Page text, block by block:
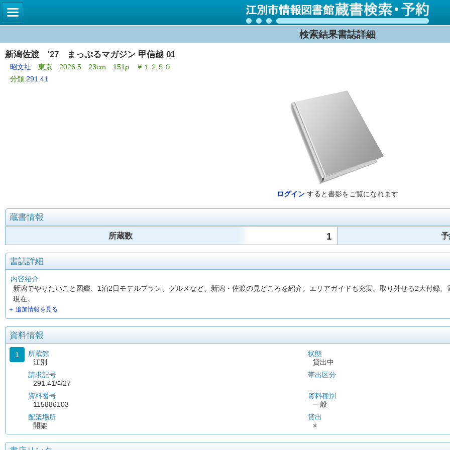
検索結果書誌詳細
新潟佐渡 '27 まっぷるマガジン 甲信越 01
昭文社 東京 2026.5 23cm 151p ￥１２５０
分類:291.41
ログイン すると書影をご覧になれます
蔵書情報
所蔵数 1
書誌詳細
内容紹介
新潟でやりたいこと図鑑、1泊2日モデルプラン、グルメなど、新潟・佐渡の見どころを紹介。エリアガイドも充実。取り外せる2大付録
現在。
＋ 追加情報を見る
資料情報
1
所蔵館
江別
請求記号
291.41/ﾆ/27
資料番号
115886103
配架場所
開架
状態
貸出中
帯出区分
資料種別
一般
貸出
×